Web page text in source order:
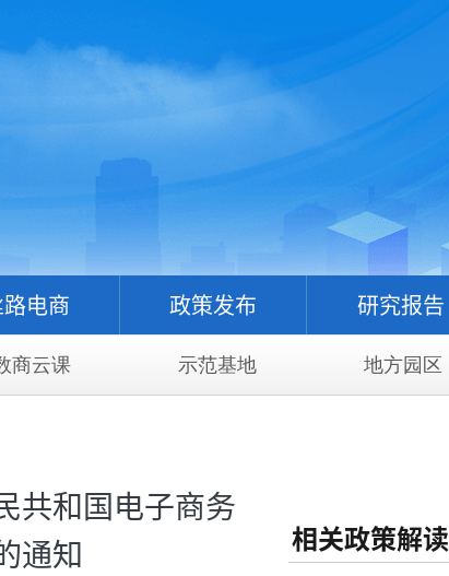
电商 政策发布 研究报告
商云课 示范基地 地方园区
共和国电子商务
通知
相关政策解读